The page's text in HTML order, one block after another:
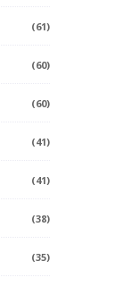
(61)
(60)
(60)
(41)
(41)
(38)
(35)